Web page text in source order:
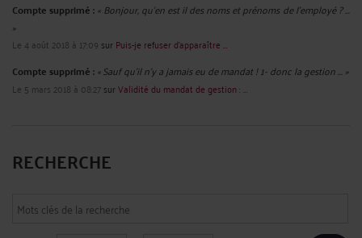
Compte supprimé :« Bonjour, qu'en est il des noms et prénoms de l'employé ? ...
»
Le 4 août 2018 à 17:09 sur Puis-je refuser d’apparaître ...
Compte supprimé :« Sauf qu'il n'y a jamais eu de mandat ! 1- donc la gestion ... »
Le 5 mars 2018 à 08:27surValidité du mandat de gestion : ...
RECHERCHE